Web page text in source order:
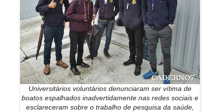
Universitários voluntários denunciaram ser vítima de
boatos espalhados inadvertidamente nas redes sociais e
esclareceram sobre o trabalho de pesquisa da saúde,